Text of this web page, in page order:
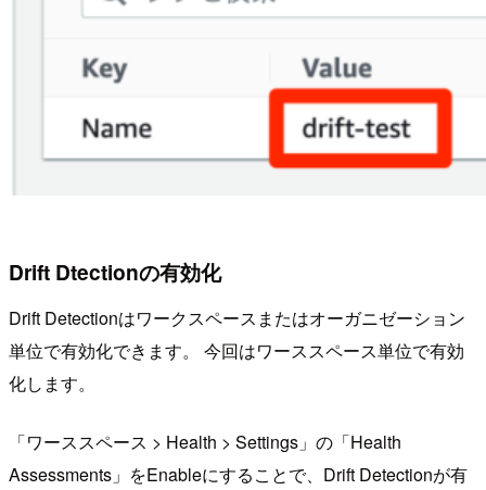
Drift Dtectionの有効化
Drift Detectionはワークスペースまたはオーガニゼーション
単位で有効化できます。 今回はワーススペース単位で有効
化します。
「ワーススペース > Health > Settings」の「Health
Assessments」をEnableにすることで、Drift Detectionが有